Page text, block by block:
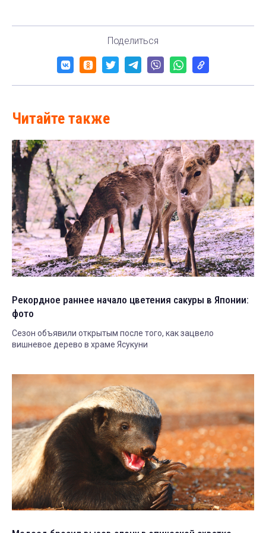
Поделиться
Читайте также
Рекордное раннее начало цветения сакуры в Японии:
фото
Сезон объявили открытым после того, как зацвело
вишневое дерево в храме Ясукуни